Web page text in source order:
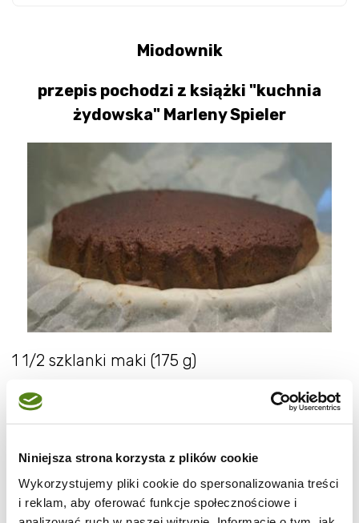
Niniejsza strona korzysta z plików cookie
Wykorzystujemy pliki cookie do spersonalizowania treści
i reklam, aby oferować funkcje społecznościowe i
Miodownik
przepis pochodzi z książki "kuchnia
żydowska" Marleny Spieler
1 1/2 szklanki maki (175 g)
1/3 szklanki drobnego cukru (75 g)
1/2 - 1 łyżeczki mielonego cynamonu (2,5 - 5
ml)